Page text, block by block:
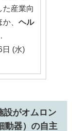
た産業向
、 ヘル
日 (水)
設がオムロン
動器）の自主